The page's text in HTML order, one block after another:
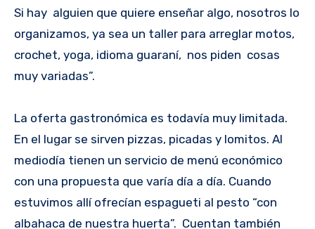
Si hay alguien que quiere enseñar algo, nosotros lo
organizamos, ya sea un taller para arreglar motos,
crochet, yoga, idioma guaraní, nos piden cosas
muy variadas”.
La oferta gastronómica es todavía muy limitada.
En el lugar se sirven pizzas, picadas y lomitos. Al
mediodía tienen un servicio de menú económico
con una propuesta que varía día a día. Cuando
estuvimos allí ofrecían espagueti al pesto “con
albahaca de nuestra huerta”. Cuentan también